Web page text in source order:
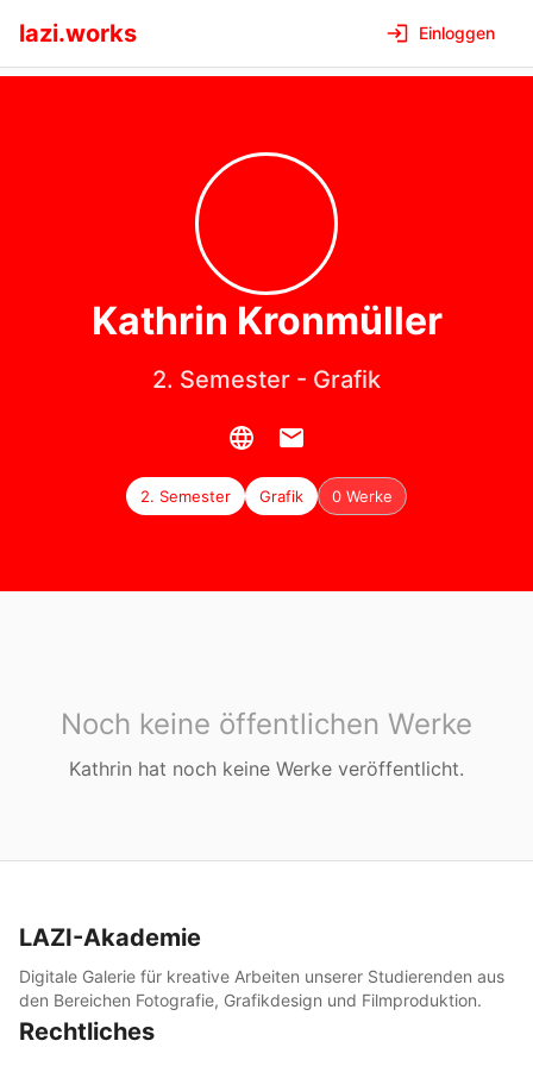
lazi.works Einloggen
Kathrin Kronmüller
2. Semester - Grafik
2. Semester Grafik 0 Werke
Noch keine öffentlichen Werke
Kathrin hat noch keine Werke veröffentlicht.
LAZI-Akademie
Digitale Galerie für kreative Arbeiten unserer Studierenden aus
den Bereichen Fotografie, Grafikdesign und Filmproduktion.
Rechtliches